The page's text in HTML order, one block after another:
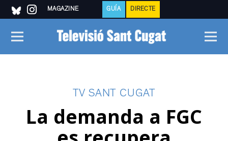
MAGAZINE GUÍA DIRECTE
TV SANT CUGAT
La demanda a FGC